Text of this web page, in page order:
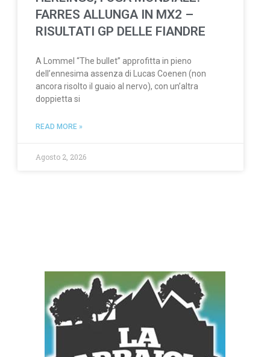
FARRES ALLUNGA IN MX2 –
RISULTATI GP DELLE FIANDRE
A Lommel “The bullet” approfitta in pieno
dell’ennesima assenza di Lucas Coenen (non
ancora risolto il guaio al nervo), con un’altra
doppietta si
READ MORE »
Agosto 2, 2026